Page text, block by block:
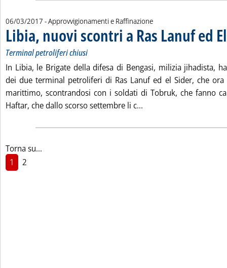
06/03/2017 - Approvvigionamenti e Raffinazione
Libia, nuovi scontri a Ras Lanuf ed
Terminal petroliferi chiusi
In Libia, le Brigate della difesa di Bengasi, milizia jihadista,
dei due terminal petroliferi di Ras Lanuf ed el Sider, che
marittimo, scontrandosi con i soldati di Tobruk, che fanno
Haftar, che dallo scorso settembre li c...
Torna su...
1
2